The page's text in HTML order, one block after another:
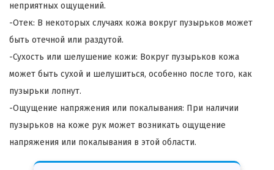
неприятных ощущений.
-Отек: В некоторых случаях кожа вокруг пузырьков может
быть отечной или раздутой.
-Сухость или шелушение кожи: Вокруг пузырьков кожа
может быть сухой и шелушиться, особенно после того, как
пузырьки лопнут.
-Ощущение напряжения или покалывания: При наличии
пузырьков на коже рук может возникать ощущение
напряжения или покалывания в этой области.